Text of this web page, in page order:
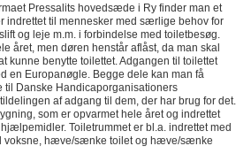
Pressalits hovedsæde i Ry finder man et
indrettet til mennesker med særlige behov for
og leje m.m. i forbindelse med toiletbesøg.
året, men døren henstår aflåst, da man skal
kunne benytte toilettet. Adgangen til toilettet
en Europanøgle. Begge dele kan man få
til Danske Handicaporganisationers
af adgang til dem, der har brug for det.
som er opvarmet hele året og indrettet
Toiletrummet er bl.a. indrettet med
voksne, hæve/sænke toilet og hæve/sænke